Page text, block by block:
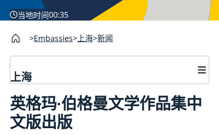
当地时间00:35
Embassies 上海 新闻
上海
签证和居留许可
签证申请
长期逗留（90 天或更长）
申请居留许可
瑞典护照
新闻
英格玛∙伯格曼文学作品集中
文版出版